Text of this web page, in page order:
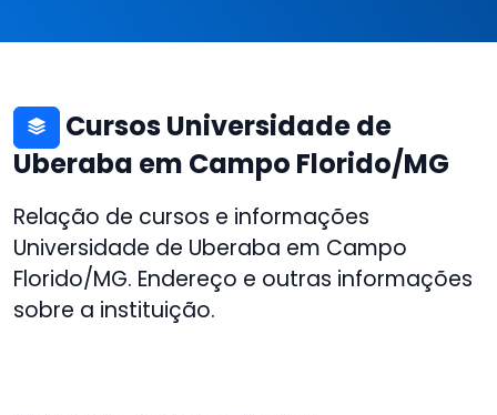
Cursos Universidade de
Uberaba em Campo Florido/MG
Relação de cursos e informações
Universidade de Uberaba em Campo
Florido/MG. Endereço e outras informações
sobre a instituição.